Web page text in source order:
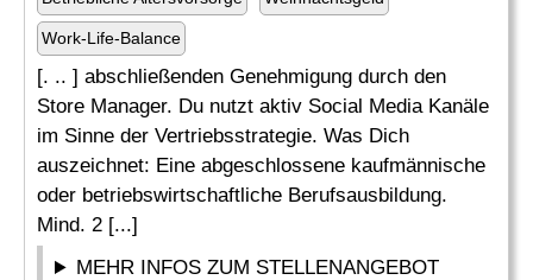
Work-Life-Balance
[. .. ] abschließenden Genehmigung durch den
Store Manager. Du nutzt aktiv Social Media Kanäle
im Sinne der Vertriebsstrategie. Was Dich
auszeichnet: Eine abgeschlossene kaufmännische
oder betriebswirtschaftliche Berufsausbildung.
Mind. 2 [...]
MEHR INFOS ZUM STELLENANGEBOT